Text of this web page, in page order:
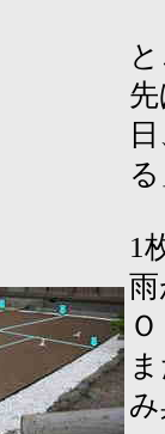
1